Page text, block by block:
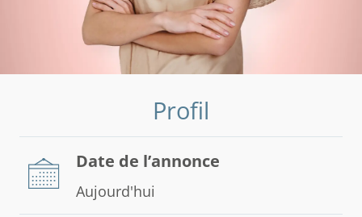
Profil
Date de l’annonce
Aujourd'hui